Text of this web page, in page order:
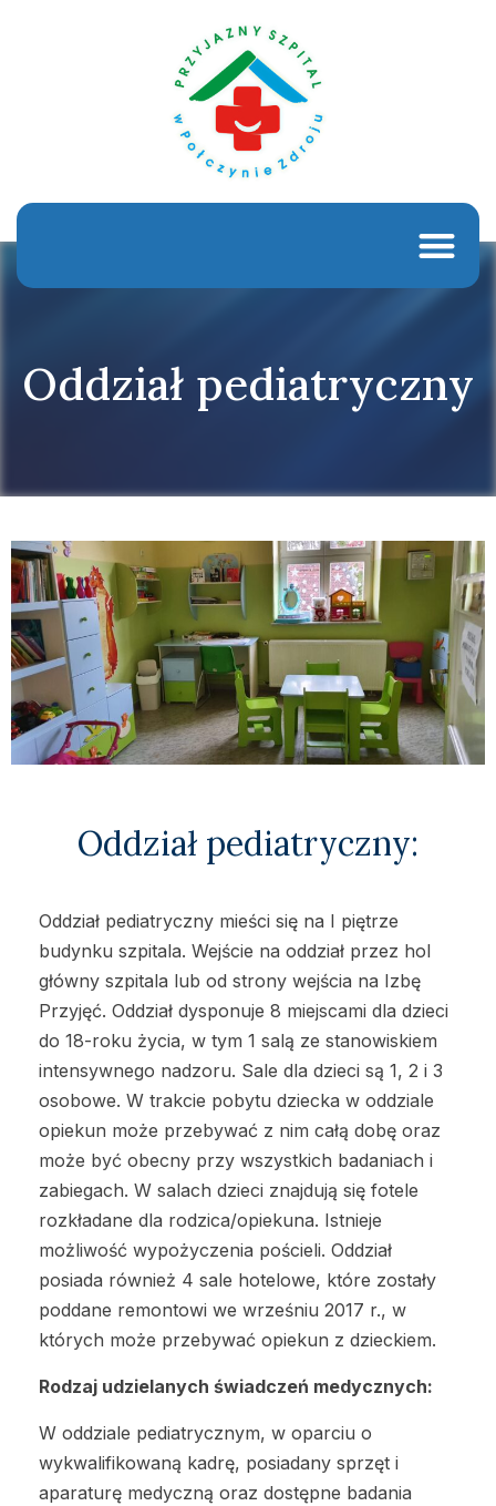
Oddział pediatryczny
Oddział pediatryczny:
Oddział pediatryczny mieści się na I piętrze
budynku szpitala. Wejście na oddział przez hol
główny szpitala lub od strony wejścia na Izbę
Przyjęć. Oddział dysponuje 8 miejscami dla dzieci
do 18-roku życia, w tym 1 salą ze stanowiskiem
intensywnego nadzoru. Sale dla dzieci są 1, 2 i 3
osobowe. W trakcie pobytu dziecka w oddziale
opiekun może przebywać z nim całą dobę oraz
może być obecny przy wszystkich badaniach i
zabiegach. W salach dzieci znajdują się fotele
rozkładane dla rodzica/opiekuna. Istnieje
możliwość wypożyczenia pościeli. Oddział
posiada również 4 sale hotelowe, które zostały
poddane remontowi we wrześniu 2017 r., w
których może przebywać opiekun z dzieckiem.
Rodzaj udzielanych świadczeń medycznych:
W oddziale pediatrycznym, w oparciu o
wykwalifikowaną kadrę, posiadany sprzęt i
aparaturę medyczną oraz dostępne badania